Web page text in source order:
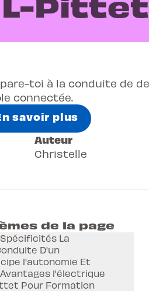
toi à la conduite de
connectée.
savoir plus
Auteur
Christelle
de la page
La
D'un
l'autonomie Et
Avantages l'électrique
Pour Formation